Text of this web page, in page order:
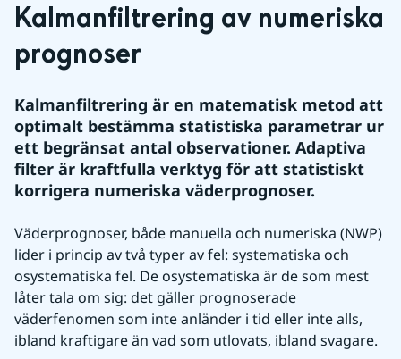
Kalmanfiltrering av numeriska
prognoser
Kalmanfiltrering är en matematisk metod att
optimalt bestämma statistiska parametrar ur
ett begränsat antal observationer. Adaptiva
filter är kraftfulla verktyg för att statistiskt
korrigera numeriska väderprognoser.
Väderprognoser, både manuella och numeriska (NWP)
lider i princip av två typer av fel: systematiska och
osystematiska fel. De osystematiska är de som mest
låter tala om sig: det gäller prognoserade
väderfenomen som inte anländer i tid eller inte alls,
ibland kraftigare än vad som utlovats, ibland svagare.